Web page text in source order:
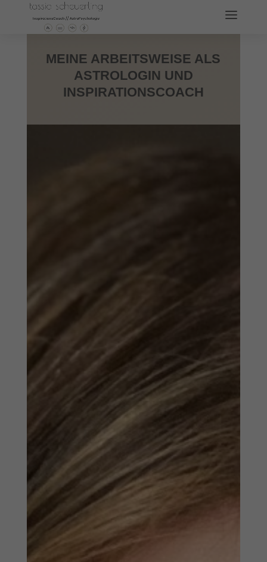
MEINE ARBEITSWEISE ALS
ASTROLOGIN UND
INSPIRATIONSCOACH